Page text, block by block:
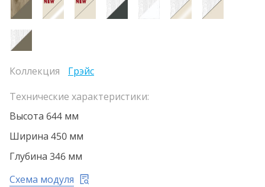
Коллекция
Грэйс
Технические характеристики:
Высота 644 мм
Ширина 450 мм
Глубина 346 мм
Схема модуля